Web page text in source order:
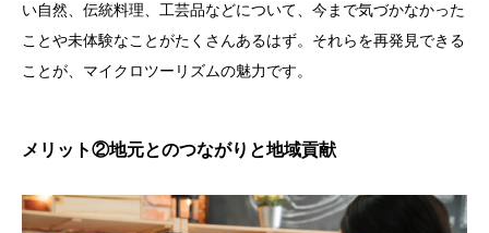
い自然、伝統料理、工芸品などについて、今まで気づかなかった
ことや未体験なことがたくさんあるはず。それらを再発見できる
ことが、マイクロツーリズムの魅力です。
メリット②地元とのつながりと地域貢献